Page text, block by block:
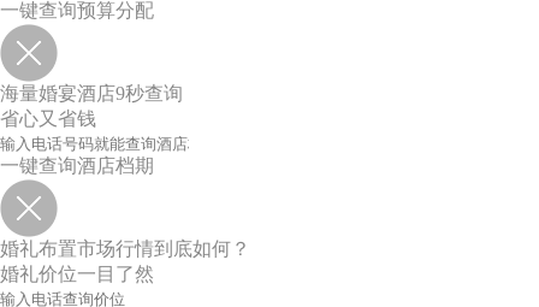
一键查询预算分配
海量婚宴酒店9秒查询
省心又省钱
一键查询酒店档期
婚礼布置市场行情到底如何？
婚礼价位一目了然